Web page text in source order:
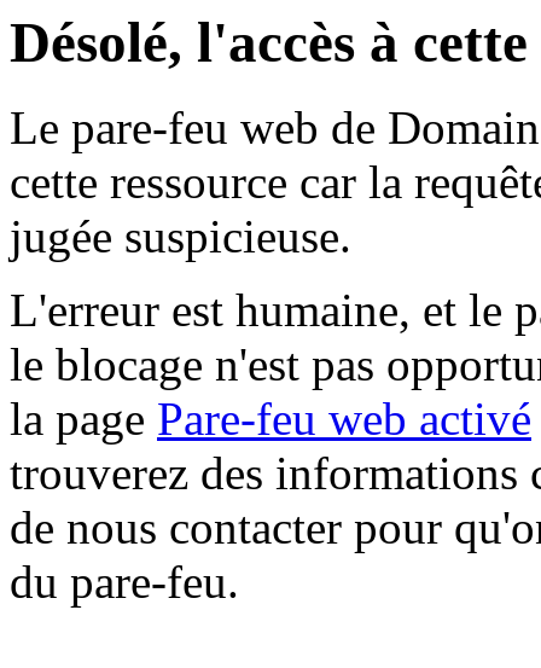
Désolé, l'accès à
Le pare-feu web de
cette ressource car la
jugée suspicieuse.
L'erreur est humaine, et le
le blocage n'est pas
la page Pare-feu web activé
trouverez des informations
de nous contacter pour
du pare-feu.